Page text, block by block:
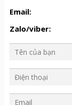
Email:
Zalo/viber: